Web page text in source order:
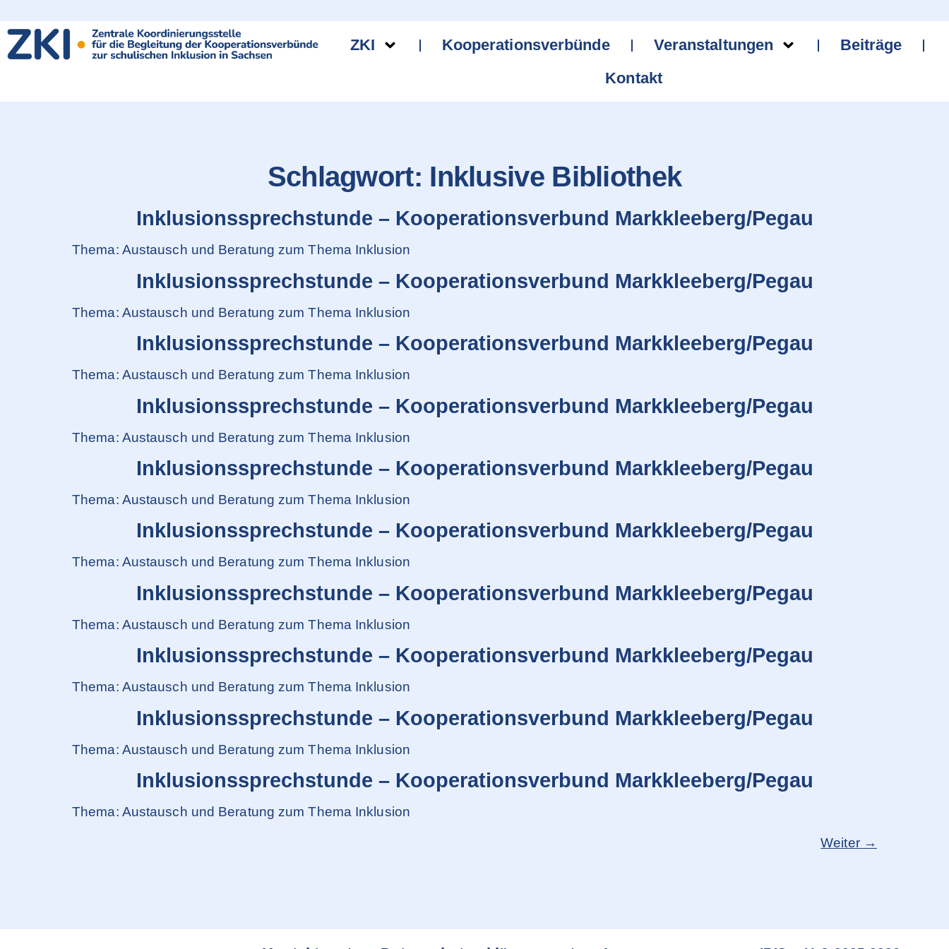
ZKI Kooperationsverbünde Veranstaltungen
Beiträge
Kontakt
Schlagwort: Inklusive Bibliothek
Inklusionssprechstunde – Kooperationsverbund Markkleeberg/Pegau
Thema: Austausch und Beratung zum Thema Inklusion
Inklusionssprechstunde – Kooperationsverbund Markkleeberg/Pegau
Thema: Austausch und Beratung zum Thema Inklusion
Inklusionssprechstunde – Kooperationsverbund Markkleeberg/Pegau
Thema: Austausch und Beratung zum Thema Inklusion
Inklusionssprechstunde – Kooperationsverbund Markkleeberg/Pegau
Thema: Austausch und Beratung zum Thema Inklusion
Inklusionssprechstunde – Kooperationsverbund Markkleeberg/Pegau
Thema: Austausch und Beratung zum Thema Inklusion
Inklusionssprechstunde – Kooperationsverbund Markkleeberg/Pegau
Thema: Austausch und Beratung zum Thema Inklusion
Inklusionssprechstunde – Kooperationsverbund Markkleeberg/Pegau
Thema: Austausch und Beratung zum Thema Inklusion
Inklusionssprechstunde – Kooperationsverbund Markkleeberg/Pegau
Thema: Austausch und Beratung zum Thema Inklusion
Inklusionssprechstunde – Kooperationsverbund Markkleeberg/Pegau
Thema: Austausch und Beratung zum Thema Inklusion
Inklusionssprechstunde – Kooperationsverbund Markkleeberg/Pegau
Thema: Austausch und Beratung zum Thema Inklusion
Weiter →